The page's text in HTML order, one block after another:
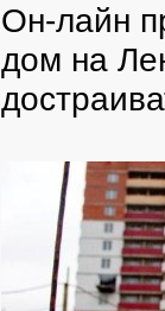
Он-лайн
дом на